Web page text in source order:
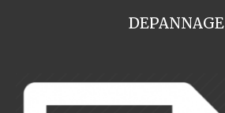
DEPANNAGE